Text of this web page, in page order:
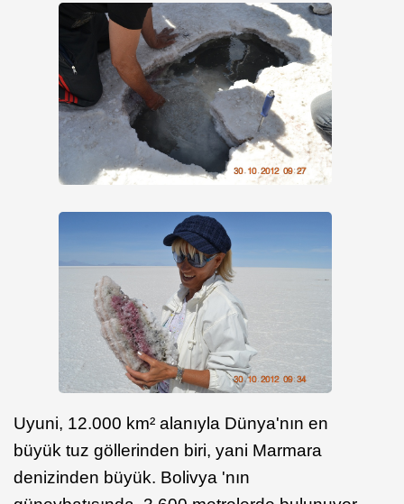
Uyuni, 12.000 km² alanıyla Dünya'nın en
büyük tuz göllerinden biri, yani Marmara
denizinden büyük. Bolivya 'nın